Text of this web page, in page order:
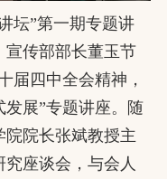
坛”第一期专题讲
宣传部部长董玉节
届四中全会精神，
展”专题讲座。随
院院长张斌教授主
座谈会，与会人